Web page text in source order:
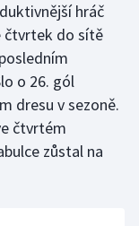
hráč
čtvrtek do sítě
o 26. gól
dresu v sezoně.
čtvrtém
zůstal na